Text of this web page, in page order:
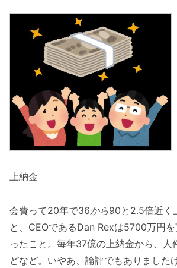
上納金
会費って20年で36から90と2.5倍近く
と、CEOであるDan Rexは5700万円
ったこと。毎年37億の上納金から、人
どなど。いやあ、論評でもありました